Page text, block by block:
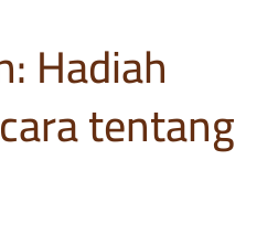
Hadiah
tentang